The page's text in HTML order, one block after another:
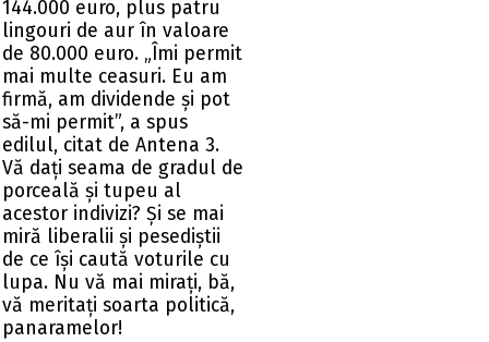
144.000 euro, plus patru
lingouri de aur în valoare
de 80.000 euro. „Îmi permit
mai multe ceasuri. Eu am
firmă, am dividende și pot
să-mi permit”, a spus
edilul, citat de Antena 3.
Vă dați seama de gradul de
porceală și tupeu al
acestor indivizi? Și se mai
miră liberalii și pesediștii
de ce își caută voturile cu
lupa. Nu vă mai mirați, bă,
vă meritați soarta politică,
panaramelor!